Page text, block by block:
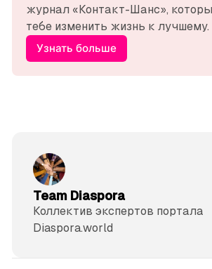
журнал «Контакт-Шанс»,
тебе изменить жизнь к лучшему.
Узнать больше
Team Diaspora
Коллектив экспертов портала
Diaspora.world